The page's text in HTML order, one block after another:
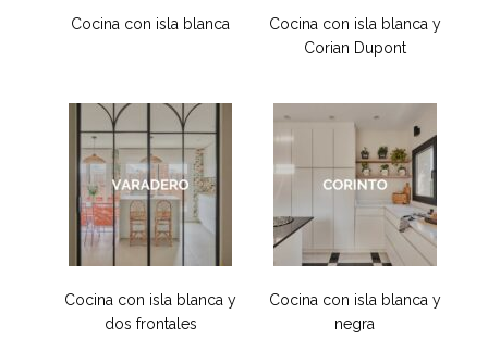
Cocina con isla blanca
Cocina con isla blanca y
Corian Dupont
Cocina con isla blanca y
dos frontales
Cocina con isla blanca y
negra